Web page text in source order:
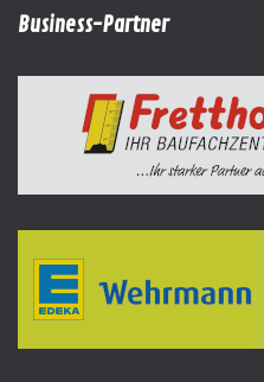
Business-Partner